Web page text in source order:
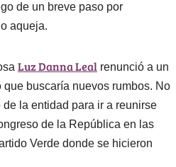
de un breve paso por
aqueja.
Luz Danna Leal renunció a un
buscaría nuevos rumbos. No
la entidad para ir a reunirse
de la República en las
Verde donde se hicieron